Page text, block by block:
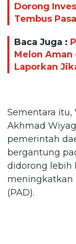
Dorong
Tembus
Baca Juga :
Melon Aman
Laporkan
Sementara itu,
Akhmad
pemerintah
bergantung
didorong lebih
meningkatkan
(PAD).